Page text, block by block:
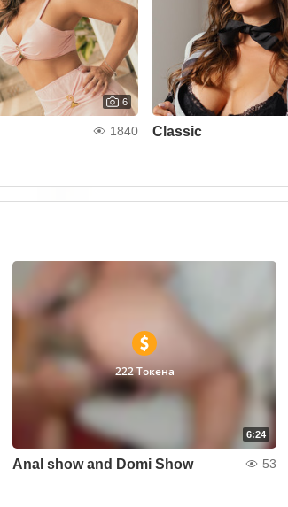
6
1840 Classic
6:24
222 Токена
Anal show and Domi Show 53